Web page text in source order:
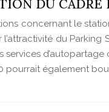
DU
concernant le
du
services
pourrait également